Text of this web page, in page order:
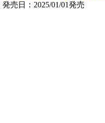
発売日：2025/01/01発売